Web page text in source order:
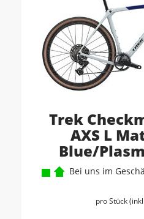
Trek
AXS L
Blue/
Bei uns im
pro Stück